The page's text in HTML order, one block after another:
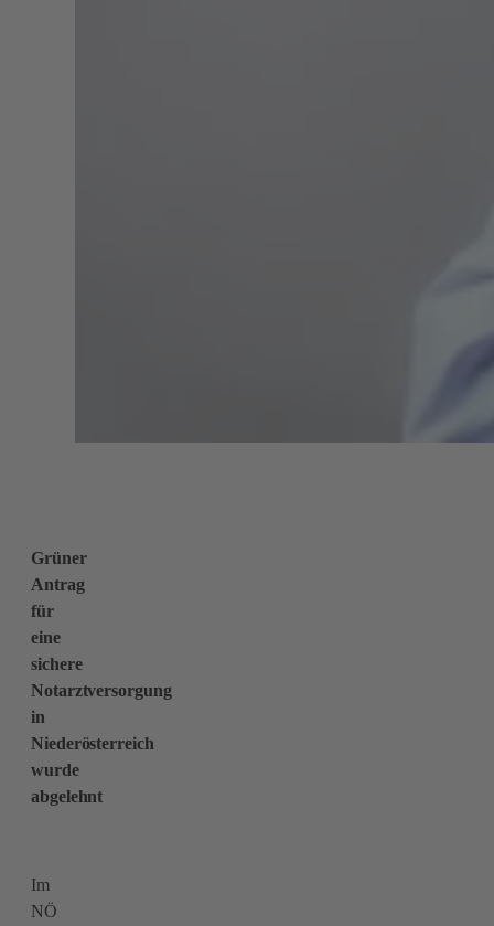
Grüner
Antrag
für
eine
sichere
Notarztversorgung
in
Niederösterreich
wurde
abgelehnt
Im
NÖ